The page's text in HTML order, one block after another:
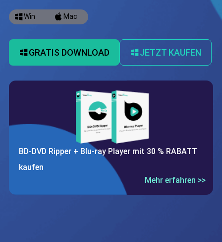
Win Mac
GRATIS DOWNLOAD JETZT KAUFEN
BD-DVD Ripper + Blu-ray Player mit 30 % RABATT
kaufen
Mehr erfahren >>